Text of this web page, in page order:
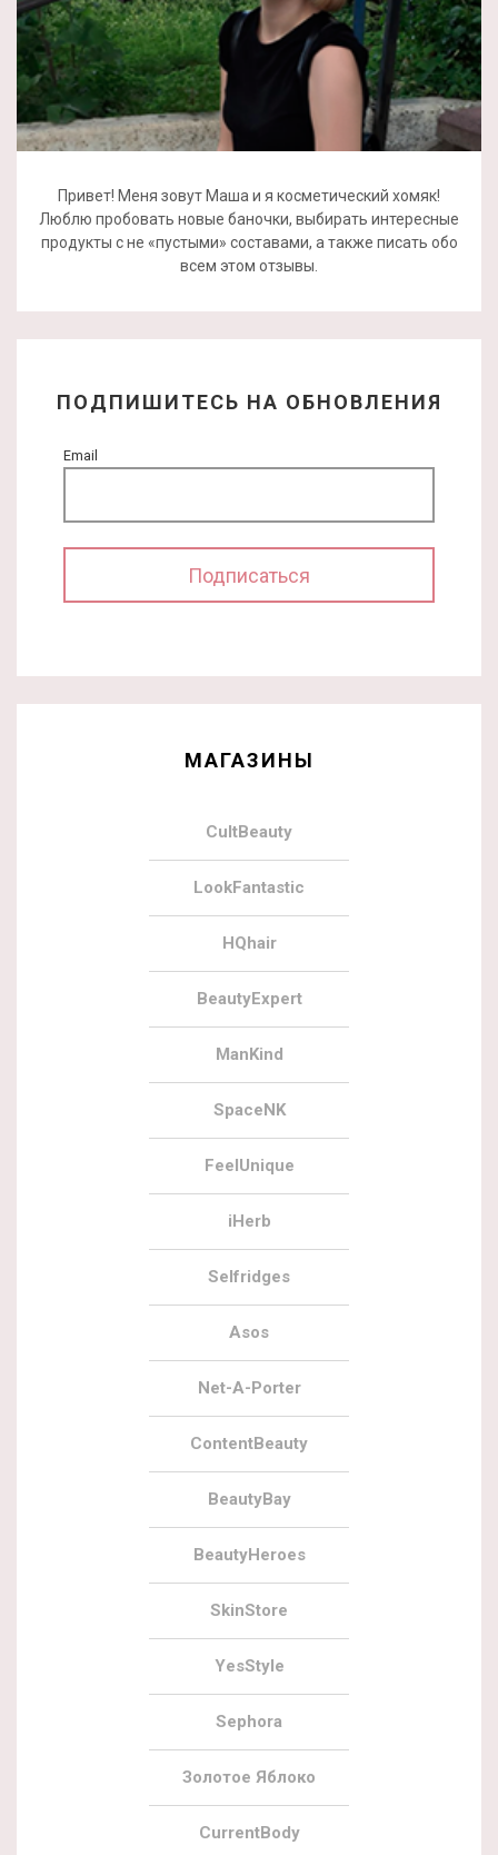
Привет! Меня зовут Маша и я косметический хомяк!
Люблю пробовать новые баночки, выбирать интересные
продукты с не «пустыми» составами, а также писать обо
всем этом отзывы.
ПОДПИШИТЕСЬ НА ОБНОВЛЕНИЯ
Email
МАГАЗИНЫ
CultBeauty
LookFantastic
HQhair
BeautyExpert
ManKind
SpaceNK
FeelUnique
iHerb
Selfridges
Asos
Net-A-Porter
ContentBeauty
BeautyBay
BeautyHeroes
SkinStore
YesStyle
Sephora
Золотое Яблоко
CurrentBody